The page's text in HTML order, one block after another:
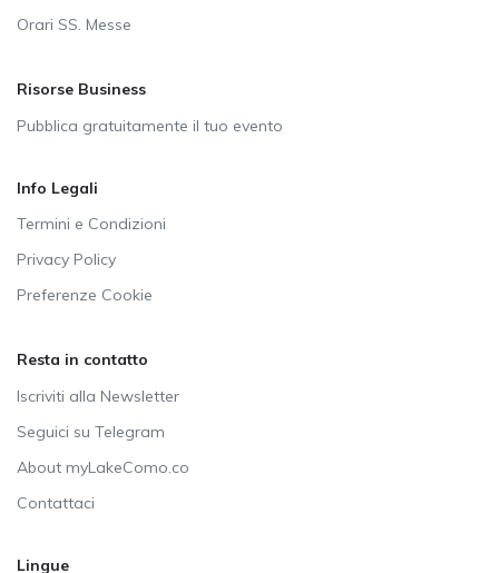
Orari SS. Messe
Risorse Business
Pubblica gratuitamente il tuo evento
Info Legali
Termini e Condizioni
Privacy Policy
Preferenze Cookie
Resta in contatto
Iscriviti alla Newsletter
Seguici su Telegram
About myLakeComo.co
Contattaci
Lingue